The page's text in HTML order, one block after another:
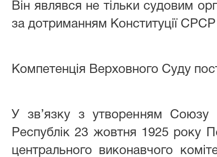
Він являвся не тільки судовим
за дотриманням Конституції СРСР
Компетенція Верховного Суду
У зв’язку з утворенням Союзу
Республік 23 жовтня 1925 року
центрального виконавчого